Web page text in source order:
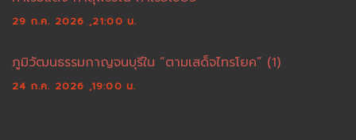
29 ก.ค. 2026 ,21:00 น.
ภูมิวัฒนธรรมกาญจนบุรีใน “ตามเสด็จไทรโยค” (1)
24 ก.ค. 2026 ,19:00 น.